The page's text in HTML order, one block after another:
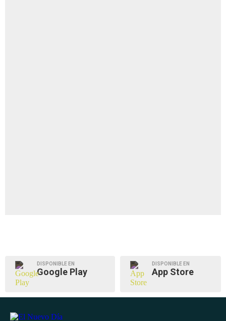
DISPONIBLE EN
Google Play
DISPONIBLE EN
App Store